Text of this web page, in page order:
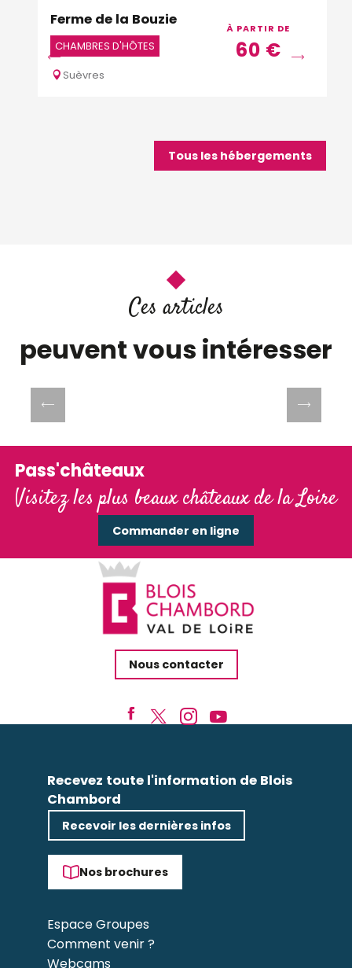
Activités À PARTIR DE
60 €
Ferme de la Bouzie
CHAMBRES D'HÔTES
Suèvres
Tous les hébergements
Ces articles
peuvent vous intéresser
Pass'châteaux
Visitez les plus beaux châteaux de la Loire
Commander en ligne
Nous contacter
Recevez toute l'information de Blois
Chambord
Recevoir les dernières infos
Nos brochures
Espace Groupes
Comment venir ?
Webcams